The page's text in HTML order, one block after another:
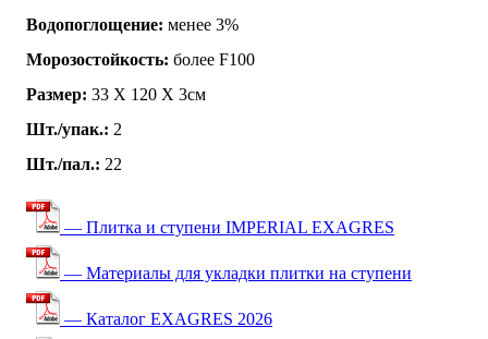
Водопоглощение: менее 3%
Морозостойкость: более F100
Размер: 33 Х 120 Х 3см
Шт./упак.: 2
Шт./пал.: 22
— Плитка и ступени IMPERIAL EXAGRES
— Материалы для укладки плитки на ступени
— Каталог EXAGRES 2026